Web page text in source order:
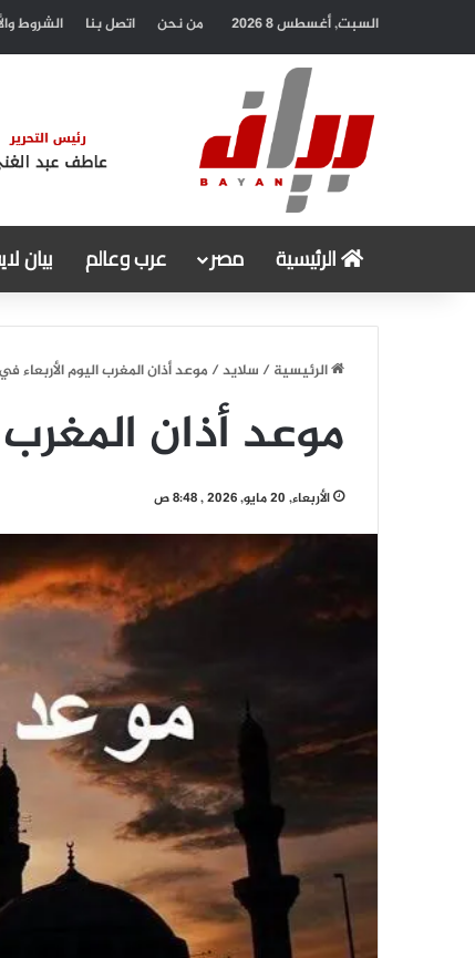
السبت, أغسطس 8 2026 من نحن اتصل بنا الشروط
الرئيسية مصر عرب وعالم بيان
الرئيسية/ سلايد/موعد أذان المغرب اليوم الأربعاء
موعد أذان
الأربعاء, 20 مايو, 2026 , 8:48 ص